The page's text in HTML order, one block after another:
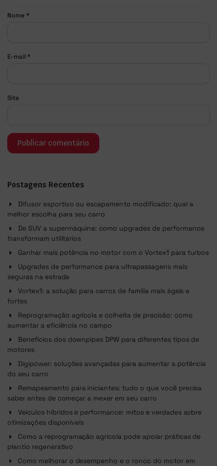
Nome *
E-mail *
Site
Postagens Recentes
Difusor esportivo ou escapamento modificado: qual a
melhor escolha para seu carro
De SUV a supermáquina: como upgrades de performance
transformam utilitários
Ganhar mais potência no motor com o Vortex1 para turbos
Upgrades de performance para ultrapassagens mais
seguras na estrada
Vortex1: a solução para carros de família mais ágeis e
fortes
Reprogramação agrícola e colheita de precisão: como
aumentar a eficiência no campo
Benefícios dos downpipes DPW para diferentes tipos de
motores
Digipower: soluções avançadas para aumentar a potência
do seu carro
Remapeamento para iniciantes: tudo o que você precisa
saber antes de começar a mexer em seu carro
Veículos híbridos e performance: mitos e verdades sobre
otimizações disponíveis
Como a reprogramação agrícola pode apoiar práticas de
plantio regenerativo
Como melhorar o desempenho e o ronco do motor em